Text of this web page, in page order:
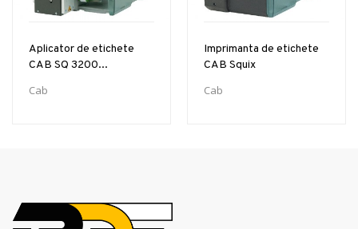
Aplicator de etichete
CAB SQ 3200...
Cab
Imprimanta de etichete
CAB Squix
Cab